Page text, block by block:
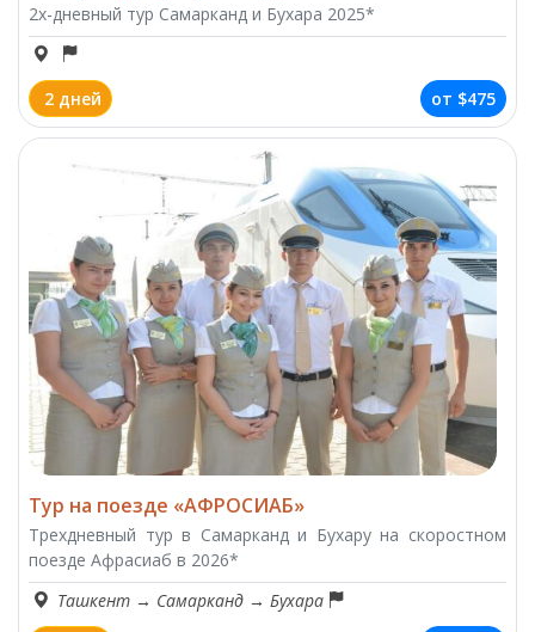
2х-дневный тур Самарканд и Бухара 2025*
2 дней от $475
Тур на поезде «АФРОСИАБ»
Трехдневный тур в Самарканд и Бухару на скоростном
поезде Афрасиаб в 2026*
Ташкент → Самарканд → Бухара